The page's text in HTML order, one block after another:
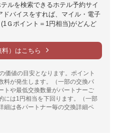
ルを検索できるホテル予約サイ
ドバイスをすれば、マイル・電子
Ｇポイント＝1円相当)がどんど
）はこちら
価値の目安となります。ポイント
料が発生します。（一部の交換パ
トや最低交換数量がパートナーご
には1円相当を下回ります。（一部
細は各パートナー毎の交換詳細ペ